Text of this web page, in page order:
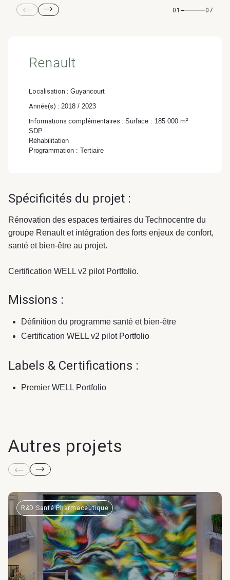
& Transition
Gondwana –
Biodiversité & Génie
Biodiversité & Génie écologique
Quartier
Pharmaceutique
01 07
Renault
Localisation : Guyancourt
Année(s) : 2018 / 2023
Informations complémentaires : Surface : 185 000 m²
SDP
Réhabilitation
Programmation : Tertiaire
Spécificités du projet :
Rénovation des espaces tertiaires du Technocentre du
groupe Renault et intégration des forts enjeux de confort,
santé et bien-être au projet.
Certification WELL v2 pilot Portfolio.
Missions :
Définition du programme santé et bien-être
Certification WELL v2 pilot Portfolio
Labels & Certifications :
Premier WELL Portfolio
Autres projets
R&D Santé Pharmaceutique